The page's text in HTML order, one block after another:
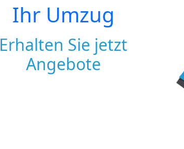
Ihr Umzug
Erhalten Sie jetzt
Angebote